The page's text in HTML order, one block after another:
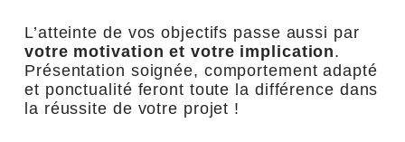
L’atteinte de vos objectifs passe aussi par
votre motivation et votre implication.
Présentation soignée, comportement adapté
et ponctualité feront toute la différence dans
la réussite de votre projet !